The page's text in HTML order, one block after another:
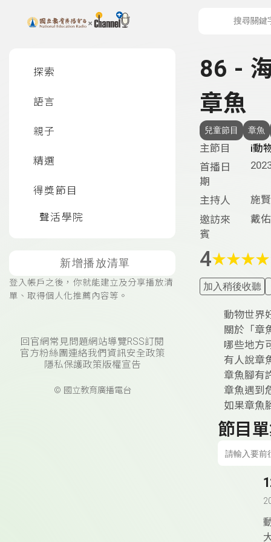
上方功能區塊
探索
語言
親子
精選
得獎節目
聲活學院
新增播放清單
登入帳戶之後，你就能建立及分享播放清
單、取得個人化推薦內容等。
回官網常見問題網站導覽RSS訂閱
官方粉絲團連絡我們 資訊安全政策
隱私保護政策版權宣告
© 國立教育廣播電台
86 -
章魚
兒童節目 章魚
主節目
i動
首播日
期
主持人
施
邀訪來
賓
戴
4★★★★
加入稍後收聽
動物世界
關於「章
哪些地方
有人說章
章魚腳有
章魚遇到
如果章魚
節目